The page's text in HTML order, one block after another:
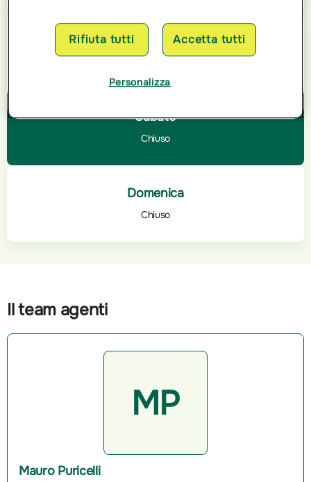
Venerdì
09:00 - 13:00
Sabato
Chiuso
Domenica
Chiuso
Il team agenti
MP
Mauro Puricelli
Rifiuta tutti Accetta tutti
Personalizza